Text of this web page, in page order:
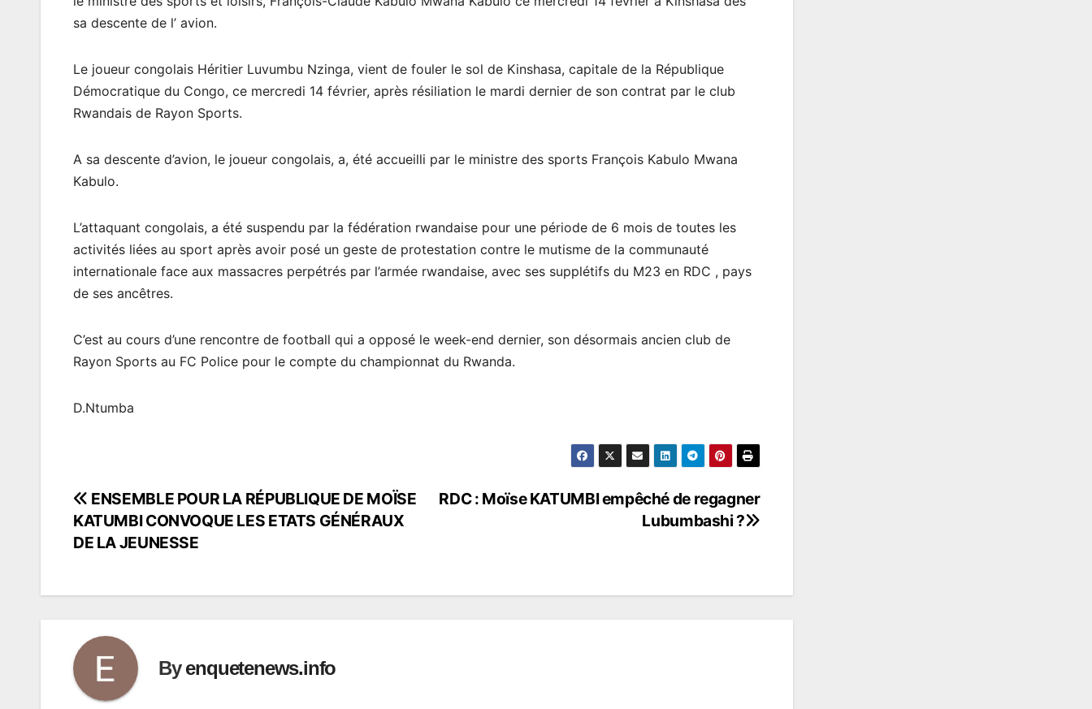
sa descente de l’ avion.
Le joueur congolais Héritier Luvumbu Nzinga, vient de fouler le sol de Kinshasa, capitale de la République
Démocratique du Congo, ce mercredi 14 février, après résiliation le mardi dernier de son contrat par le club
Rwandais de Rayon Sports.
A sa descente d’avion, le joueur congolais, a, été accueilli par le ministre des sports François Kabulo Mwana
Kabulo.
L’attaquant congolais, a été suspendu par la fédération rwandaise pour une période de 6 mois de toutes les
activités liées au sport après avoir posé un geste de protestation contre le mutisme de la communauté
internationale face aux massacres perpétrés par l’armée rwandaise, avec ses supplétifs du M23 en RDC , pays
de ses ancêtres.
C’est au cours d’une rencontre de football qui a opposé le week-end dernier, son désormais ancien club de
Rayon Sports au FC Police pour le compte du championnat du Rwanda.
D.Ntumba
Navigation
de
RDC : Moïse KATUMBI empêché de regagner
Lubumbashi ?
ENSEMBLE POUR LA RÉPUBLIQUE DE MOÏSE
KATUMBI CONVOQUE LES ETATS GÉNÉRAUX
DE LA JEUNESSE
Byenquetenews.info